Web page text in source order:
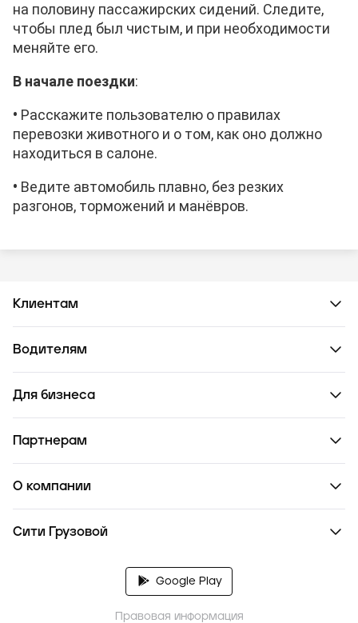
на половину пассажирских сидений. Следите,
чтобы плед был чистым, и при необходимости
меняйте его.
В начале поездки:
• Расскажите пользователю о правилах
перевозки животного и о том, как оно должно
находиться в салоне.
• Ведите автомобиль плавно, без резких
разгонов, торможений и манёвров.
Клиентам
Водителям
Для бизнеса
Партнерам
О компании
Сити Грузовой
Google Play
Правовая информация